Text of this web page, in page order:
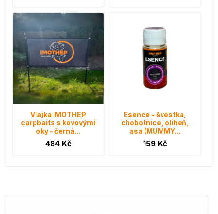
Vlajka IMOTHEP
carpbaits s kovovými
oky - černá...
484 Kč
Esence - švestka,
chobotnice, oliheň,
asa (MUMMY...
159 Kč